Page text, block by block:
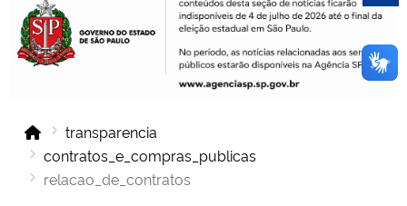
transparencia
contratos_e_compras_publicas
relacao_de_contratos